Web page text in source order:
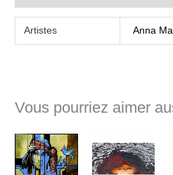
Artistes Anna
Vous pourriez aimer